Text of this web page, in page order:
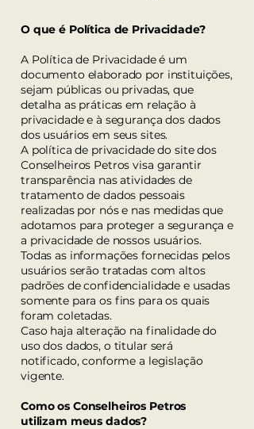
O que é Política de Privacidade?
A Política de Privacidade é um
documento elaborado por instituições,
sejam públicas ou privadas, que
detalha as práticas em relação à
privacidade e à segurança dos dados
dos usuários em seus sites.
A política de privacidade do site dos
Conselheiros Petros visa garantir
transparência nas atividades de
tratamento de dados pessoais
realizadas por nós e nas medidas que
adotamos para proteger a segurança e
a privacidade de nossos usuários.
Todas as informações fornecidas pelos
usuários serão tratadas com altos
padrões de confidencialidade e usadas
somente para os fins para os quais
foram coletadas.
Caso haja alteração na finalidade do
uso dos dados, o titular será
notificado, conforme a legislação
vigente.
Como os Conselheiros Petros
utilizam meus dados?